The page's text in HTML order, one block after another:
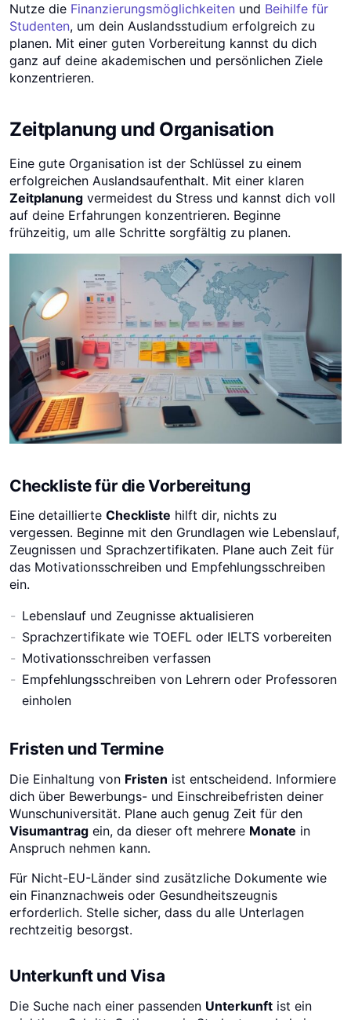
Nutze die Finanzierungsmöglichkeiten und Beihilfe für
Studenten, um dein Auslandsstudium erfolgreich zu
planen. Mit einer guten Vorbereitung kannst du dich
ganz auf deine akademischen und persönlichen Ziele
konzentrieren.
Zeitplanung und Organisation
Eine gute Organisation ist der Schlüssel zu einem
erfolgreichen Auslandsaufenthalt. Mit einer klaren
Zeitplanung vermeidest du Stress und kannst dich voll
auf deine Erfahrungen konzentrieren. Beginne
frühzeitig, um alle Schritte sorgfältig zu planen.
Checkliste für die Vorbereitung
Eine detaillierte Checkliste hilft dir, nichts zu
vergessen. Beginne mit den Grundlagen wie Lebenslauf,
Zeugnissen und Sprachzertifikaten. Plane auch Zeit für
das Motivationsschreiben und Empfehlungsschreiben
ein.
Lebenslauf und Zeugnisse aktualisieren
Sprachzertifikate wie TOEFL oder IELTS vorbereiten
Motivationsschreiben verfassen
Empfehlungsschreiben von Lehrern oder Professoren
einholen
Fristen und Termine
Die Einhaltung von Fristen ist entscheidend. Informiere
dich über Bewerbungs- und Einschreibefristen deiner
Wunschuniversität. Plane auch genug Zeit für den
Visumantrag ein, da dieser oft mehrere Monate in
Anspruch nehmen kann.
Für Nicht-EU-Länder sind zusätzliche Dokumente wie
ein Finanznachweis oder Gesundheitszeugnis
erforderlich. Stelle sicher, dass du alle Unterlagen
rechtzeitig besorgst.
Unterkunft und Visa
Die Suche nach einer passenden Unterkunft ist ein